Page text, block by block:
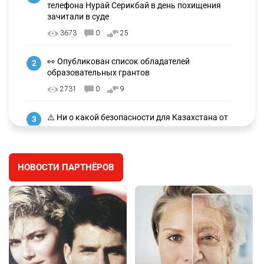
телефона Нурай Серикбай в день похищения
зачитали в суде
3673 0 25
2
👀 Опубликован список обладателей
образовательных грантов
2731 0 9
3
⚠️ Ни о какой безопасности для Казахстана от
атак дронов говорить не приходится
🪱 "Мы думаем, что правим миром, но это не
так". Как дьявольские черви меняют наше
представление о жизни на Земле
2720
5
💬 Прокуроры подали в суд ходатайство о
смягчении наказания для журналистки
НОВОСТИ ПАРТНЁРОВ